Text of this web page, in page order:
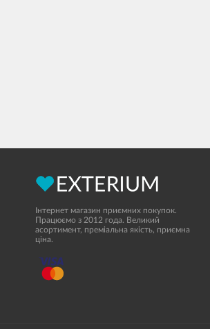
Інтернет магазин приємних покупок.
Працюємо з 2012 года. Великий
асортимент, преміальна якість, приємна
ціна.